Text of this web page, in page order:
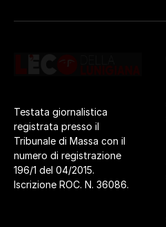
Testata giornalistica
registrata presso il
Tribunale di Massa con il
numero di registrazione
196/1 del 04/2015.
Iscrizione ROC. N. 36086.